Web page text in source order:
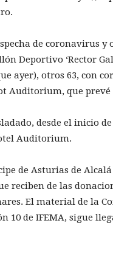
de coronavirus
Deportivo ‘Rector
ayer), otros 63, con
Auditorium, que
desde el inicio
Auditorium.
de Asturias de
reciben de las
El material de la
10 de IFEMA, sigue